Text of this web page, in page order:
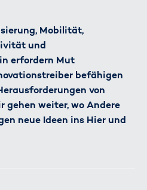
Mobilität,
und
erfordern Mut
befähigen
von
gehen weiter, wo Andere
neue Ideen ins Hier und